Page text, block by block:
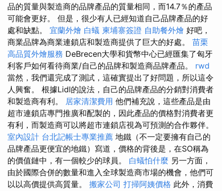
品的質量與製造商的品牌產品的質量相同，而14.7％的產品
可能會更好。 但是，很少有人已經知道自己品牌產品的好
處和缺點。 宜蘭外燴 白蟻 柬埔寨簽證 自助餐外燴 好吧，
商業品牌為商業連鎖店和製造商提供了巨大的好處。 苗栗
高品質外燴服務 DeBrecen大學和貨幣中心已經匯集了匈牙
利客戶如何看待商業/自己的品牌和製造商品牌產品。 rwd
當然，我們還完成了測試，這確實提出了好問題，所以這令
人興奮。 根據Lidl的說法，自己的品牌產品的分銷對消費者
和製造商有利。 居家清潔費用 他們補充說，這些產品是由
超市連鎖店專門推廣和配製的，因此產品的價格對消費者更
有利，而製造商可以將超市連鎖店視為可預測的合作夥伴。
室內設計 台北記帳士專業推薦 地鐵（不一定要擁有自己的
品牌產品更便宜的地鐵）寫道，價格的背後是，在SO稱為
的價值鏈中，有一個較少的球員。 白蟻怕什麼 另一方面，
由於國際合併的數量和進入全球製造商市場的機會，他們可
以以高價提供高質量。 搬家公司 打掃阿姨價格 此外，消費